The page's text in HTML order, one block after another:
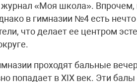
журнал «Моя школа».
в гимназии №4 есть нечто
что делает ее центром
проходят бальные
попадает в ХIХ век. Эти